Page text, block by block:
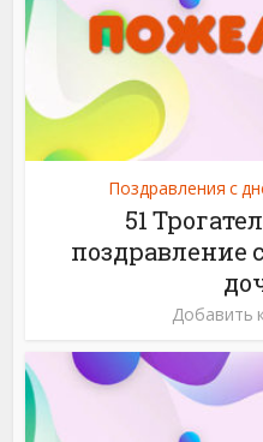
Поздравления с
51
поздравление
Добавить